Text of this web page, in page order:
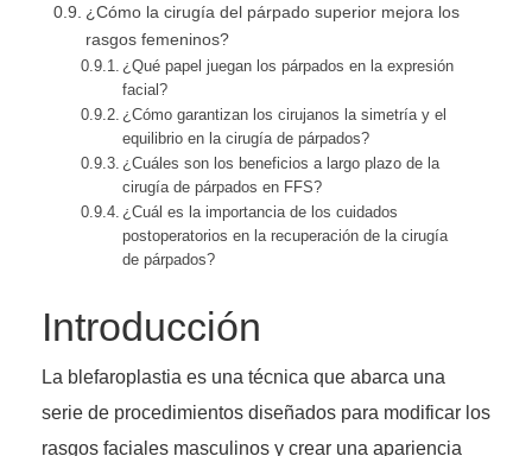
¿Cómo la cirugía del párpado superior mejora los
rasgos femeninos?
¿Qué papel juegan los párpados en la expresión
facial?
¿Cómo garantizan los cirujanos la simetría y el
equilibrio en la cirugía de párpados?
¿Cuáles son los beneficios a largo plazo de la
cirugía de párpados en FFS?
¿Cuál es la importancia de los cuidados
postoperatorios en la recuperación de la cirugía
de párpados?
Introducción
La blefaroplastia es una técnica que abarca una
serie de procedimientos diseñados para modificar los
rasgos faciales masculinos y crear una apariencia